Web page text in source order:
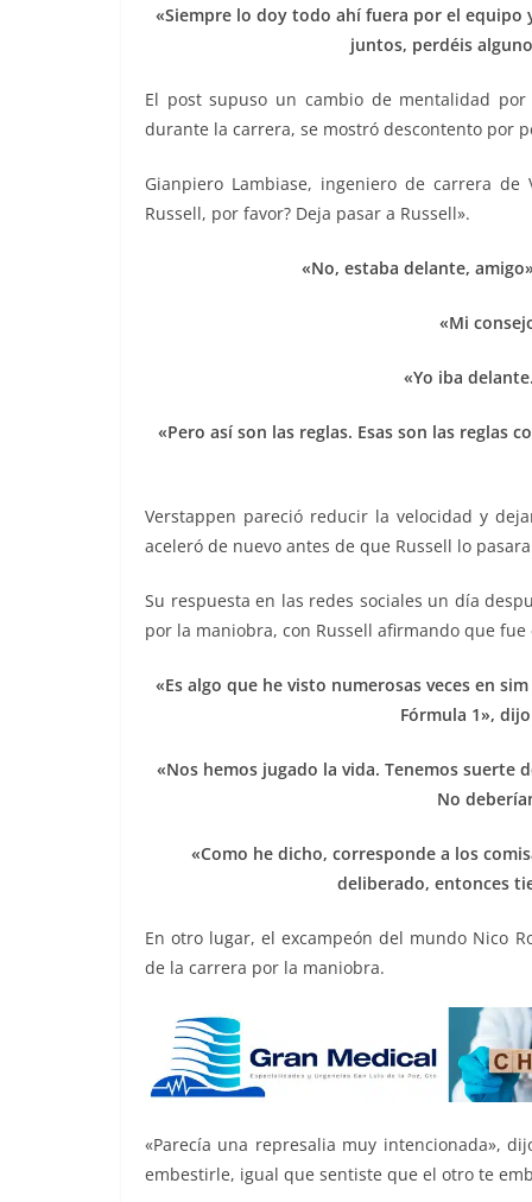
«Siempre lo doy todo ahí fuera por el equipo
juntos, perdéis
El post supuso un cambio de mentalidad
durante la carrera, se mostró descontento por
Gianpiero Lambiase, ingeniero de carrera
Russell, por favor? Deja pasar a Russell».
«No, estaba delante,
«Mi
«Yo iba
«Pero así son las reglas. Esas son las reglas
Verstappen pareció reducir la velocidad y
aceleró de nuevo antes de que Russell lo
Su respuesta en las redes sociales un día
por la maniobra, con Russell afirmando que fue
«Es algo que he visto numerosas veces en
Fórmula 1»,
«Nos hemos jugado la vida. Tenemos suerte
No
«Como he dicho, corresponde a los
deliberado, entonces
En otro lugar, el excampeón del mundo Nico
de la carrera por la maniobra.
«Parecía una represalia muy intencionada»,
embestirle, igual que sentiste que el otro te